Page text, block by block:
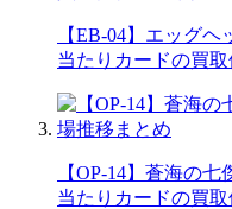
【EB-04】エッグヘ
当たりカードの買
【OP-14】蒼海の七
当たりカードの買